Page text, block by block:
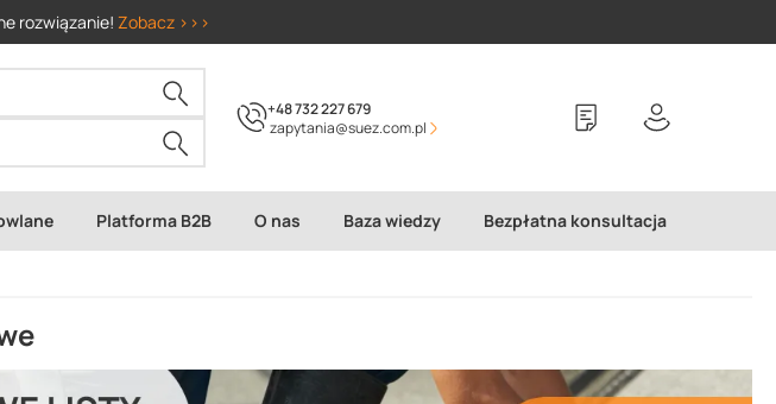
rozwiązanie! Zobacz >>>
+48 732 227 679
zapytania@suez.com.pl
Platforma B2B O nas Baza wiedzy Bezpłatna konsultacja